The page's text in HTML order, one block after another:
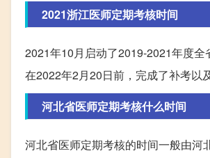
2021浙江医师定期考核时间
2021年10月启动了2019-2021年度
在2022年2月20日前，完成了补考以
河北省医师定期考核什么时间
河北省医师定期考核的时间一般由河